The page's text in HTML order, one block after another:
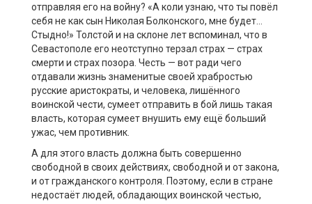
отправляя его на войну? «А коли узнаю, что ты повёл
себя не как сын Николая Болконского, мне будет…
Стыдно!» Толстой и на склоне лет вспоминал, что в
Севастополе его неотступно терзал страх — страх
смерти и страх позора. Честь — вот ради чего
отдавали жизнь знаменитые своей храбростью
русские аристократы, и человека, лишённого
воинской чести, сумеет отправить в бой лишь такая
власть, которая сумеет внушить ему ещё больший
ужас, чем противник.
А для этого власть должна быть совершенно
свободной в своих действиях, свободной и от закона,
и от гражданского контроля. Поэтому, если в стране
недостаёт людей, обладающих воинской честью,